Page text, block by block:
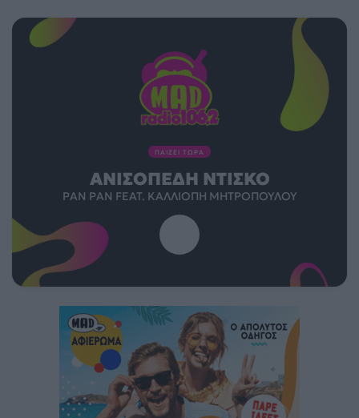
ΠΑΙΖΕΙ ΤΩΡΑ
ΑΝΙΣΌΠΕΔΗ ΝΤΊΣΚΟ
PAN PAN FEAT. ΚΑΛΛΙΌΠΗ ΜΗΤΡΟΠΟΎΛΟΥ